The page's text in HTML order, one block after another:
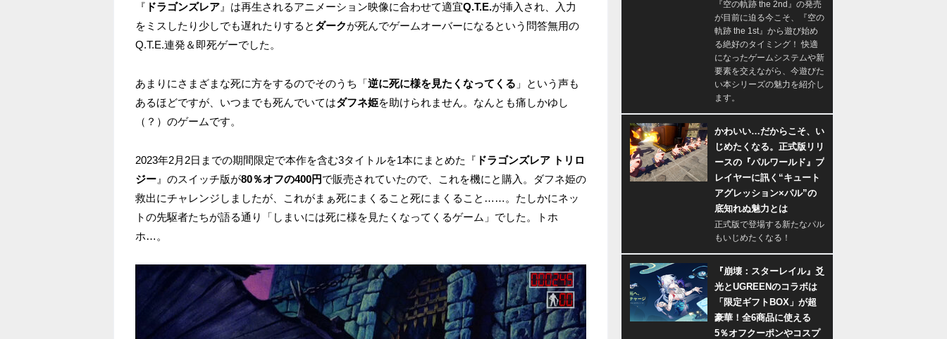
『 ドラゴンズレア 』は再生されるアニメーション映像に合わせて適宜Q.T.E.が挿入され、入力
をミスしたり少しでも遅れたりすると ダークが死んでゲームオーバーになるという問答無用の
Q.T.E.連発＆即死ゲーでした。
あまりにさまざまな死に方をするのでそのうち「逆に死に様を見たくなってくる 」という声も
あるほどですが、いつまでも死んでいてはダフネ姫を助けられません。なんとも痛しかゆし
（？）のゲームです。
2023年2月2日までの期間限定で本作を含む3タイトルを1本にまとめた『 ドラゴンズレア トリロ
ジー 』のスイッチ版が80％オフの400円で販売されていたので、これを機にと購入。ダフネ姫の
救出にチャレンジしましたが、これがまぁ死にまくること死にまくること……。たしかにネッ
トの先駆者たちが語る通り「しまいには死に様を見たくなってくるゲーム」でした。トホ
ホ…。
『空の軌跡 the 2nd』の発売
が目前に迫る今こそ、『空の
軌跡 the 1st』から遊び始め
る絶好のタイミング！ 快適
になったゲームシステムや新
要素を交えながら、今遊びた
い本シリーズの魅力を紹介し
ます。
かわいい…だからこそ、い
じめたくなる。正式版リリ
ースの『パルワールド』プ
レイヤーに訊く“キュート
アグレッション×パル”の
底知れぬ魅力とは
正式版で登場する新たなパル
もいじめたくなる！
『崩壊：スターレイル』爻
光とUGREENのコラボは
「限定ギフトBOX」が超
豪華！全6商品に使える
5％オフクーポンやコスプ